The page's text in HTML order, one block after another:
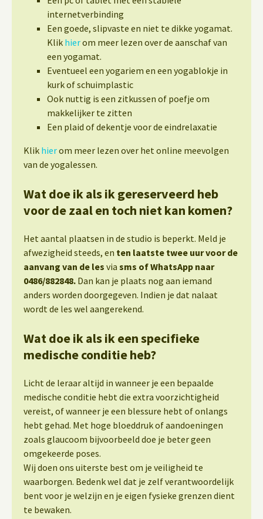
internetverbinding
Een goede, slipvaste en niet te dikke yogamat.
Klik hierom meer lezen over de aanschaf van
een yogamat.
Eventueel een yogariem en een yogablokje in
kurk of schuimplastic
Ook nuttig is een zitkussen of poefje om
makkelijker te zitten
Een plaid of dekentje voor de eindrelaxatie
Klik hierom meer lezen over het online meevolgen
van de yogalessen.
Wat doe ik als ik gereserveerd heb
voor de zaal en toch niet kan komen?
Het aantal plaatsen in de studio is beperkt. Meld je
afwezigheid steeds, en ten laatste twee uur voor de
aanvang van de les via sms of WhatsApp naar
0486/882848. Dan kan je plaats nog aan iemand
anders worden doorgegeven. Indien je dat nalaat
wordt de les wel aangerekend.
Wat doe ik als ik een specifieke
medische conditie heb?
Licht de leraar altijd in wanneer je een bepaalde
medische conditie hebt die extra voorzichtigheid
vereist, of wanneer je een blessure hebt of onlangs
hebt gehad. Met hoge bloeddruk of aandoeningen
zoals glaucoom bijvoorbeeld doe je beter geen
omgekeerde poses.
Wij doen ons uiterste best om je veiligheid te
waarborgen. Bedenk wel dat je zelf verantwoordelijk
bent voor je welzijn en je eigen fysieke grenzen dient
te bewaken.